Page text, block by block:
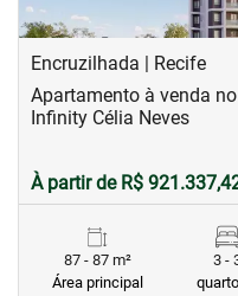
Encruzilhada | Recife
Apartamento à venda
Infinity Célia Neves
À partir de R$
87 - 87 m²
Área principal
3 -